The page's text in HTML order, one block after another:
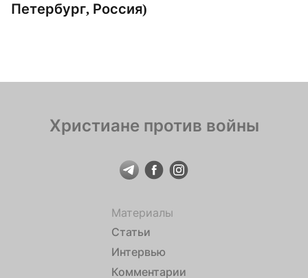
Петербург, Россия)
Христиане против войны
Материалы
Статьи
Интервью
Комментарии